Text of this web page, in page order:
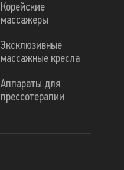
Корейские
массажеры
Эксклюзивные
массажные кресла
Аппараты для
прессотерапии